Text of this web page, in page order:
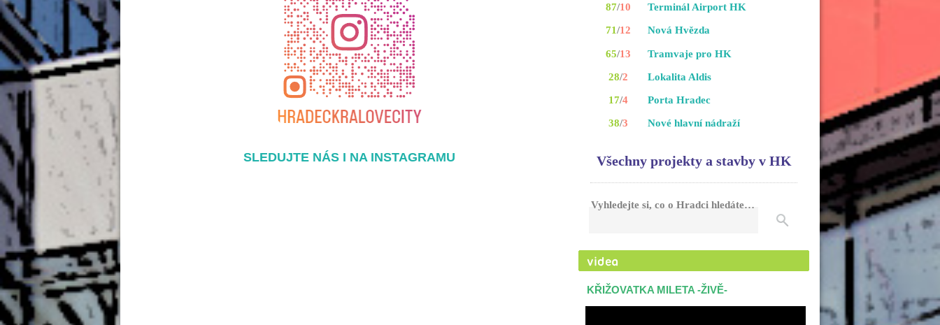
SLEDUJTE NÁS I NA INSTAGRAMU
87/10
71/12
65/13
28/2
17/4
38/3
Terminál Airport HK
Nová Hvězda
Tramvaje pro HK
Lokalita Aldis
Porta Hradec
Nové hlavní nádraží
Všechny projekty a stavby v HK
Vyhledejte si, co o Hradci hledáte…
KŘIŽOVATKA MILETA -ŽIVĚ-